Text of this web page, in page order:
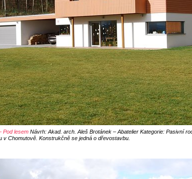
Pod lesem Návrh: Akad. arch. Aleš Brotánek – Abatelier Kategorie: Pasivní
v Chomutově. Konstrukčně se jedná o dřevostavbu.